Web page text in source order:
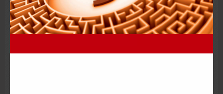
FA war der Auffassung, dass das Fahrtenbuch nicht
ordnungsgemäß gewesen sei, da es nicht zeitnah geführt
wurde. Es hätte keine ausreichenden Angaben enthalten und